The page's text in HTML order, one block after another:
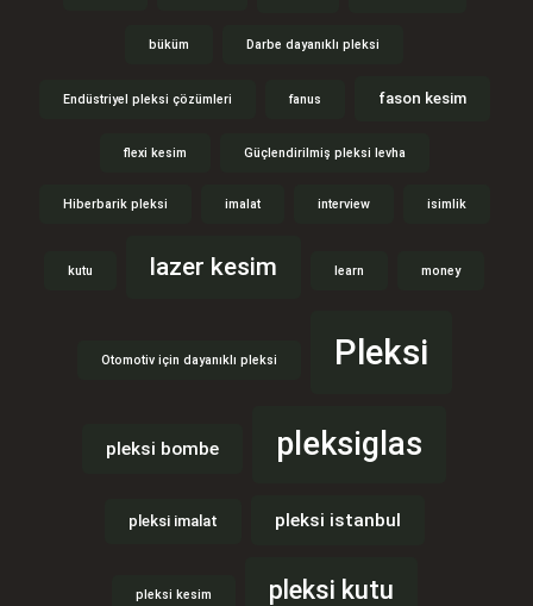
büküm Darbe dayanıklı pleksi
Endüstriyel pleksi çözümleri fanus fason kesim
flexi kesim Güçlendirilmiş pleksi levha
Hiberbarik pleksi imalat interview isimlik
kutu lazer kesim learn money
Otomotiv için dayanıklı pleksi Pleksi
pleksi bombe pleksiglas
pleksi imalat pleksi istanbul
pleksi kesim pleksi kutu